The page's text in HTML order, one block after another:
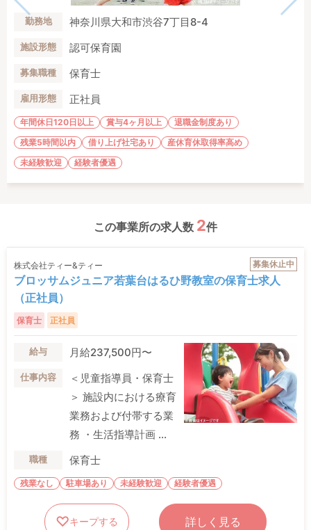
勤務地 神奈川県大和市渋谷7丁目8-4
施設形態 認可保育園
募集職種 保育士
雇用形態 正社員
年間休日120日以上 賞与4ヶ月以上
退職金制度あり
残業5時間以内
借り上げ社宅あり
産休育休取得率高め
未経験歓迎
経験者優遇
この事業所の求人数 2件
募集休止中
株式会社ティー&ティー
ブロッサムジュニア若葉台はるひ野教室の保育士求人
（正社員）
保育士 正社員
給与 月給237,500円〜
仕事内容
＜児童指導員・保育士
＞ 施設内における療育
業務および付帯する業
務 ・生活指導計画 ...
職種 保育士
残業なし 駐車場あり 未経験歓迎 経験者優遇
キープする 詳しく見る